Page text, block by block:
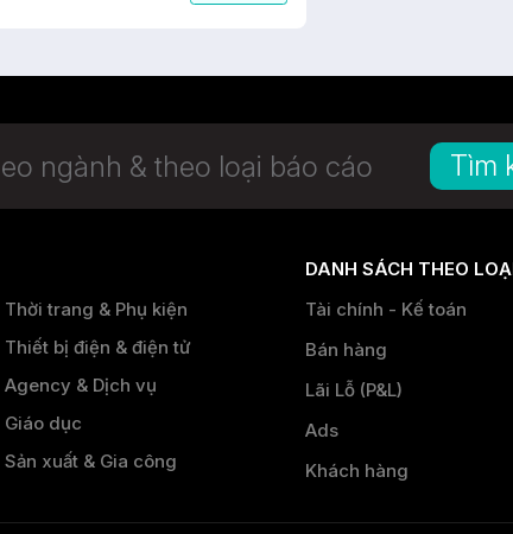
Tìm
Thời trang & Phụ kiện
Thiết bị điện & điện tử
Agency & Dịch vụ
Giáo dục
Sản xuất & Gia công
DANH SÁCH THEO
Tài chính - Kế toán
Bán hàng
Lãi Lỗ (P&L)
Ads
Khách hàng